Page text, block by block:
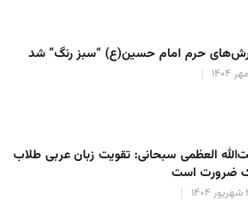
حرم امام حسین(ع) “سبز رنگ” شد
العظمی سبحانی: تقویت زبان عربی طلاب
ضرورت است